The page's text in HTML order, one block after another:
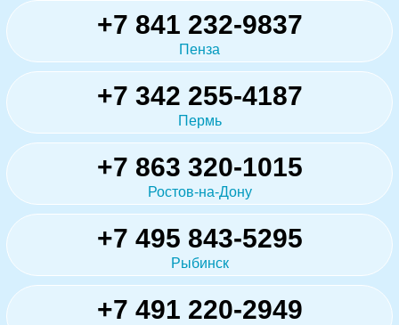
+7 841 232-9837
Пенза
+7 342 255-4187
Пермь
+7 863 320-1015
Ростов-на-Дону
+7 495 843-5295
Рыбинск
+7 491 220-2949